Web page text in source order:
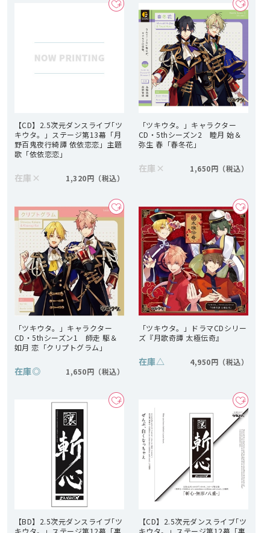
【CD】2.5次元ダンスライブ｢ツ
キウタ。」ステージ第13幕「月
野百鬼夜行綺譚 依依恋恋」主題
歌「依依恋恋」
在庫 × 1,320円
「ツキウタ。」キャラクター
CD・5thシーズン2 睦月 始＆
弥生 春「春冬花」
在庫 × 1,650円
「ツキウタ。」キャラクター
CD・5thシーズン1 師走 駆＆
如月 恋「クリプトグラム」
在庫◎ 1,650円
「ツキウタ。」ドラマCDシリー
ズ『月歌奇譚 太極伝奇』
在庫△ 4,950円
【BD】2.5次元ダンスライブ｢ツ
キウタ。」ステージ第12幕「裏
【CD】2.5次元ダンスライブ｢ツ
キウタ。」ステージ第12幕「裏